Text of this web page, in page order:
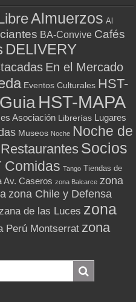
Almuerzos Al
BA-Convive Cafés
DELIVERY
En el Mercado
Eventos Culturales HST-
HST-MAPA
Asociación Librerías Lugares
Museos Noche Noche de
Restaurantes Socios
Comidas Tango Tiendas de
Av. Caseros zona Balcarce zona
zona Chile y Defensa
de las Luces zona
Perú Montserrat zona